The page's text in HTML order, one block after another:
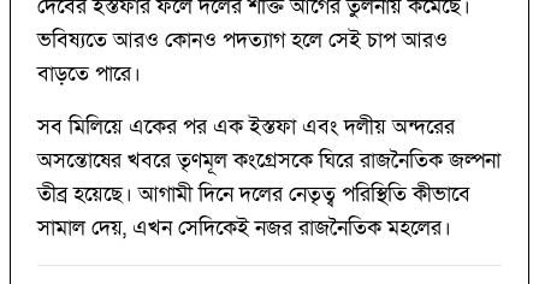
দেবের ইস্তফার ফলে দলের শক্তি আগের তুলনায় কমেছে।
ভবিষ্যতে আরও কোনও পদত্যাগ হলে সেই চাপ আরও
বাড়তে পারে।
সব মিলিয়ে একের পর এক ইস্তফা এবং দলীয় অন্দরের
অসন্তোষের খবরে তৃণমূল কংগ্রেসকে ঘিরে রাজনৈতিক জল্পনা
তীব্র হয়েছে। আগামী দিনে দলের নেতৃত্ব পরিস্থিতি কীভাবে
সামাল দেয়, এখন সেদিকেই নজর রাজনৈতিক মহলের।